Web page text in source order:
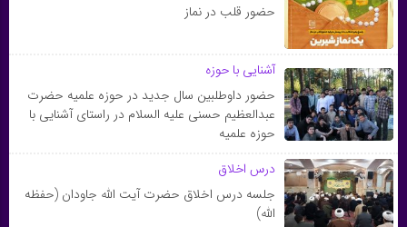
حضور قلب در نماز
آشنایی با حوزه
حضور داوطلبین سال جدید در حوزه علمیه حضرت
عبدالعظیم حسنی علیه السلام در راستای آشنایی با
حوزه علمیه
درس اخلاق
جلسه‌ درس‌ اخلاق‌ حضرت‌ آیت‌ الله‌ جاودان‌ (حفظه
الله)